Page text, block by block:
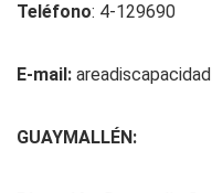
Teléfono: 4-129690
E-mail:
GUAYMALLÉN: